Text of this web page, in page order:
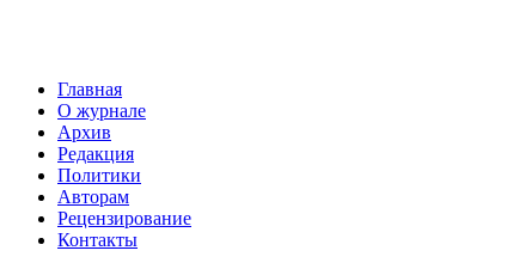
Главная
О журнале
Архив
Редакция
Политики
Авторам
Рецензирование
Контакты